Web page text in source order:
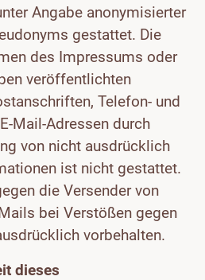
Angabe anonymisierter
gestattet. Die
des Impressums oder
veröffentlichten
Telefon- und
Mail-Adressen durch
von nicht ausdrücklich
ist nicht gestattet.
die Versender von
bei Verstößen gegen
vorbehalten.
dieses